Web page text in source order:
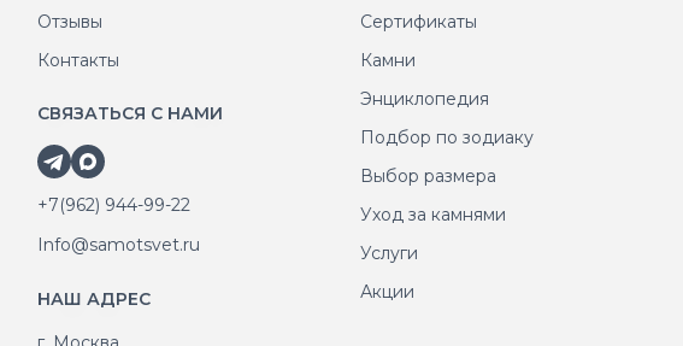
Отзывы
Контакты
СВЯЗАТЬСЯ С НАМИ
+7(962) 944-99-22
Info@samotsvet.ru
НАШ АДРЕС
Сертификаты
Камни
Энциклопедия
Подбор по зодиаку
Выбор размера
Уход за камнями
Услуги
Акции